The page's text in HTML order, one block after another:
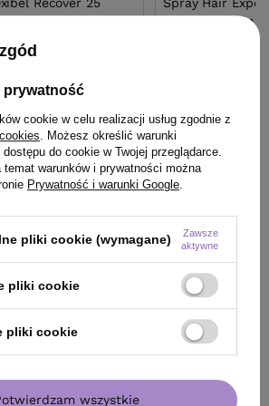
keratyną
prywatność
cookie w celu realizacji usług zgodnie z
. Możesz określić warunki
do cookie w Twojej przeglądarce.
warunków i prywatności można
Prywatność i warunki Google
pliki cookie (wymagane)
Zawsze
aktywne
pliki cookie
pliki cookie
wszystkie